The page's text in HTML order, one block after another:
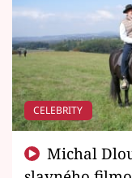
CELEBRITY